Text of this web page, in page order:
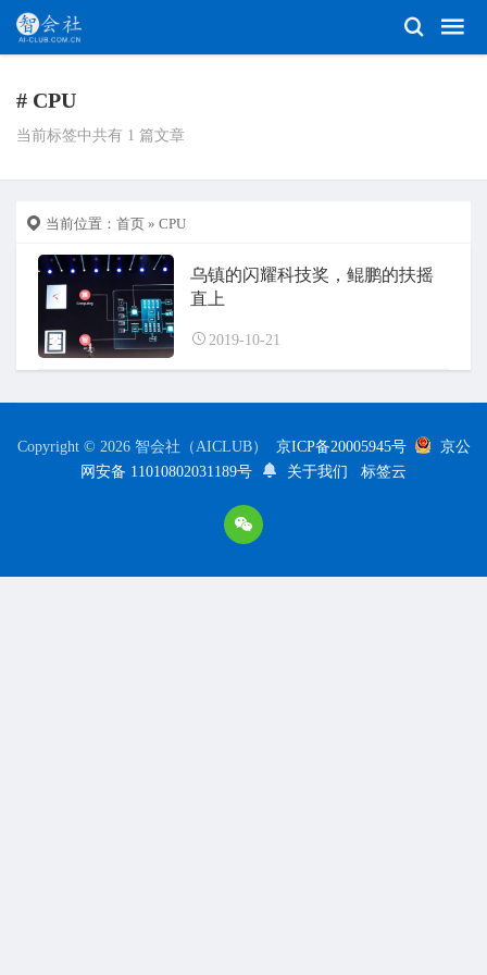
# CPU
当前标签中共有 1 篇文章
当前位置： 首页 » CPU
乌镇‍的‍闪耀科技奖，鲲鹏‍的扶摇
直上
2019-10-21
Copyright © 2026 智会社（AICLUB） 京ICP备20005945号
京公
网安备 11010802031189号
关于我们 标签云